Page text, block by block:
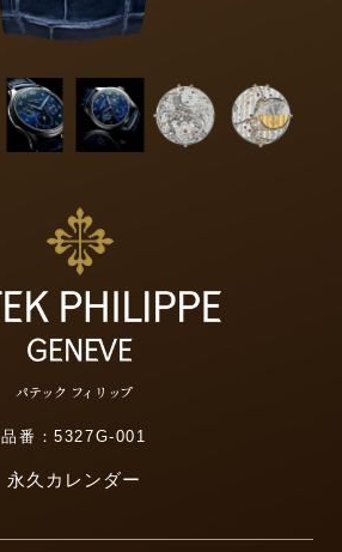
パテック フィリップ
品番：5327G-001
永久カレンダー